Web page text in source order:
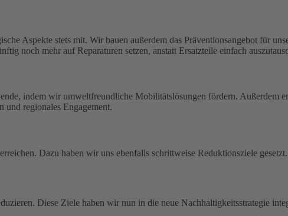
Aspekte stets mit. Wir bauen außerdem das Präventionsangebot für
noch mehr auf Reparaturen setzen, anstatt Ersatzteile einfach
indem wir umweltfreundliche Mobilitätslösungen fördern. Außerdem
und regionales Engagement.
Dazu haben wir uns ebenfalls schrittweise Reduktionsziele gesetzt.
Diese Ziele haben wir nun in die neue Nachhaltigkeitsstrategie